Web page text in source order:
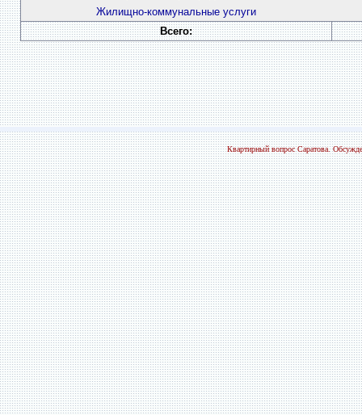
Жилищно-коммунальные услуги
Всего:
Квартирный вопрос Саратова.